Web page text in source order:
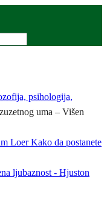
psihologija,
uma – Višen
Kako da postanete
ljubaznost - Hjuston